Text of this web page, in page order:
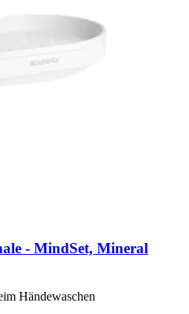
-​ MindSet, Mineral
Händewaschen